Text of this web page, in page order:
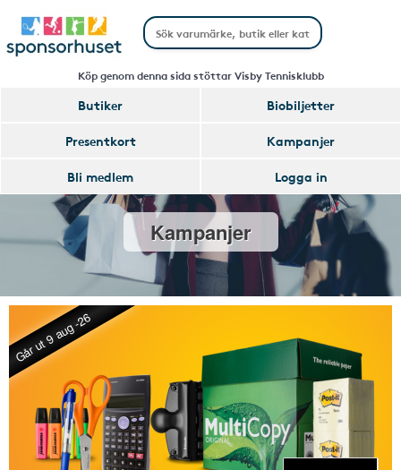
Köp genom denna sida stöttar Visby Tennisklubb
Butiker
Biobiljetter
Presentkort
Kampanjer
Bli medlem
Logga in
Kampanjer
Går ut 9 aug -26